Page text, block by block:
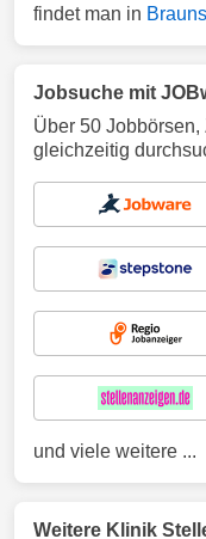
findet man in
Jobsuche mit
Über 50
gleichzeitig
und viele weitere ...
Weitere Klinik